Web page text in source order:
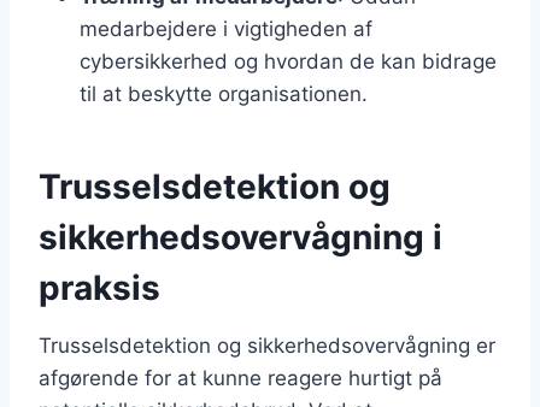
medarbejdere i vigtigheden af
cybersikkerhed og hvordan de kan bidrage
til at beskytte organisationen.
Trusselsdetektion og
sikkerhedsovervågning i
praksis
Trusselsdetektion og sikkerhedsovervågning er
afgørende for at kunne reagere hurtigt på